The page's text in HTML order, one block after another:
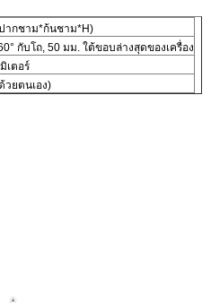
ากชาม*ก้นชาม*H)
กับโถ, 50 มม. ใต้ขอบล่างสุดของเครื่อง
เตอร์
ยตนเอง)